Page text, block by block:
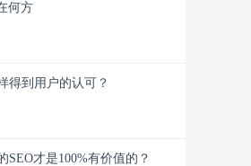
何方
得到用户的认可？
SEO才是100%有价值的？